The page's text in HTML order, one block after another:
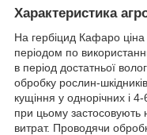
Характеристика
На гербіцид Кафаро
періодом по
в період достатньої
обробку рослин-
кущіння у однорічних і 4-
при цьому
витрат. Проводячи